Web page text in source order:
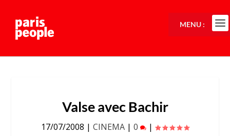
Valse avec Bachir
17/07/2008 | CINEMA | 0 |
MENU :